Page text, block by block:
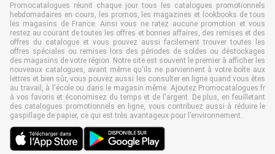
Promocatalogues réunit chaque jour tous les catalogues promotionnels
hebdomadaires en cours, les promos, les magazines et lookbooks de tous
les magasins de France. Ainsi vous ne ratez aucune promotion et vous
restez au courant de toutes les offres et bonnes affaires, des remises et des
offres du catalogue et vous pouvez aussi facilement trouver toutes les
offres spéciales ou remises lors des périodes de soldes ou déstockages
des magasins de votre région. Notre site est souvent le premier à afficher les
nouveaux catalogues, avant même qu'ils ne parviennent à votre boîte aux
lettres et bien sûr, vous pouvez aussi les consulter en ligne quand vous êtes
au travail, à l'école ou dans le magasin même. Ajoutez Promocatalogues.fr
à vos favoris et économisez du temps et de l'argent. De plus, en feuilletant
des catalogues promotionnels en ligne, vous contribuez aussi à réduire le
gaspillage de papier, ce qui est très avantageux pour l’environnement.